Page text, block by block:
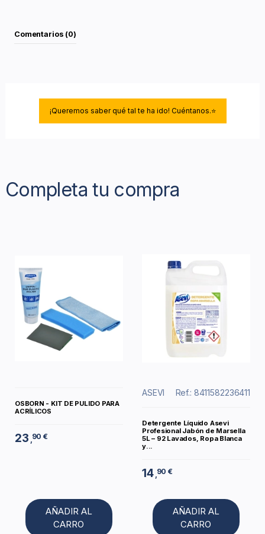
Comentarios (0)
¡Queremos saber qué tal te ha ido! Cuéntanos.⭐
Completa tu compra
OSBORN - KIT DE PULIDO PARA
ACRÍLICOS
23 90 €
AÑADIR AL
CARRO
ASEVI Ref.: 8411582236411
Detergente Líquido Asevi
Profesional Jabón de Marsella
5L – 92 Lavados, Ropa Blanca
y...
14 90 €
AÑADIR AL
CARRO